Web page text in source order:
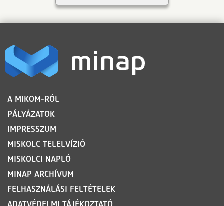
LÁBLÉC
A MIKOM-RÓL
PÁLYÁZATOK
IMPRESSZUM
MISKOLC TELELVÍZIÓ
MISKOLCI NAPLÓ
MINAP ARCHÍVUM
FELHASZNÁLÁSI FELTÉTELEK